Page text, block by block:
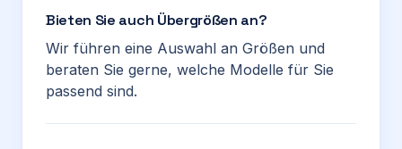
Bieten Sie auch Übergrößen an?
Wir führen eine Auswahl an Größen und
beraten Sie gerne, welche Modelle für Sie
passend sind.